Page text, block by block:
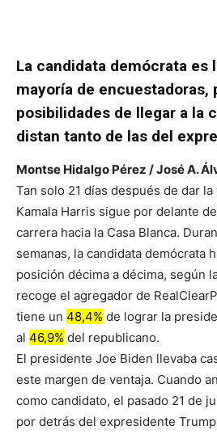
La candidata demócrata es
mayoría de encuestadoras,
posibilidades de llegar a la
distan tanto de las del
Montse Hidalgo Pérez / José A.
Tan solo 21 días después de dar
Kamala Harris sigue por delante
carrera hacia la Casa Blanca.
semanas, la candidata demócrata
posición décima a décima, según
recoge el agregador de
tiene un 48,4% de lograr la
al 46,9% del republicano.
El presidente Joe Biden llevaba
este margen de ventaja. Cuando
como candidato, el pasado 21 de
por detrás del expresidente